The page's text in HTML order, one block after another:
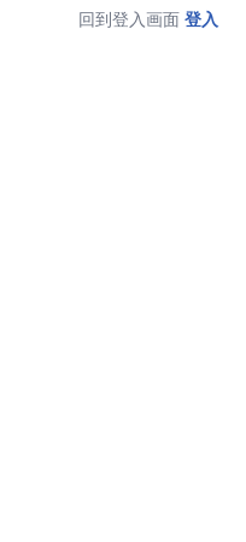
回到登入画面 登入